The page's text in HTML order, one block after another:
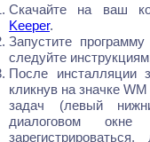
Скачайте на ваш
Keeper.
Запустите
следуйте
После инсталляции
кликнув на значке
задач (левый
диалоговом